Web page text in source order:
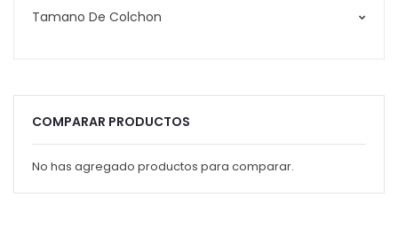
Tamano De Colchon
COMPARAR PRODUCTOS
No has agregado productos para comparar.